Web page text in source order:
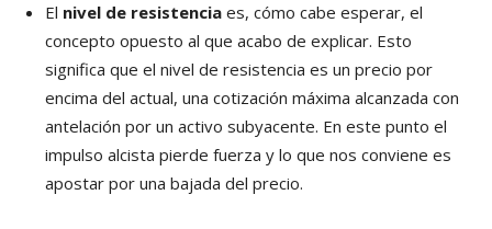
El nivel de resistencia es, cómo cabe esperar, el
concepto opuesto al que acabo de explicar. Esto
significa que el nivel de resistencia es un precio por
encima del actual, una cotización máxima alcanzada con
antelación por un activo subyacente. En este punto el
impulso alcista pierde fuerza y lo que nos conviene es
apostar por una bajada del precio.